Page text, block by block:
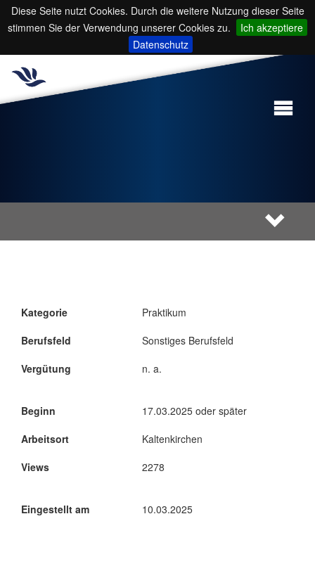
Diese Seite nutzt Cookies. Durch die weitere Nutzung dieser Seite
stimmen Sie der Verwendung unserer Cookies zu.
Ich akzeptiere
Datenschutz
Kategorie
Berufsfeld
Vergütung
Praktikum
Sonstiges Berufsfeld
n. a.
Beginn
Arbeitsort
Views
17.03.2025 oder später
Kaltenkirchen
2278
Eingestellt am 10.03.2025